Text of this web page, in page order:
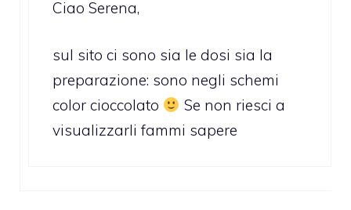
Ciao Serena,
sul sito ci sono sia le dosi sia la
preparazione: sono negli schemi
color cioccolato
Se non riesci a
visualizzarli fammi sapere